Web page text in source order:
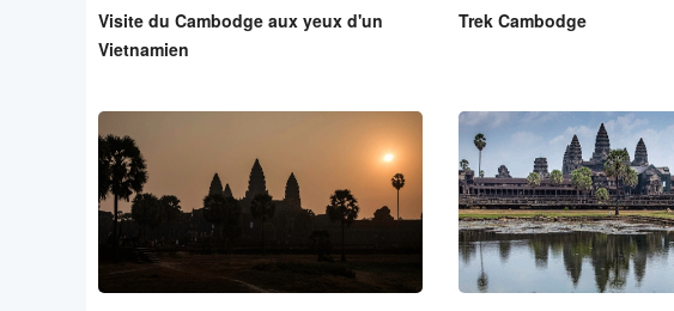
Visite du Cambodge aux yeux d'un
Vietnamien
Trek Cambodge